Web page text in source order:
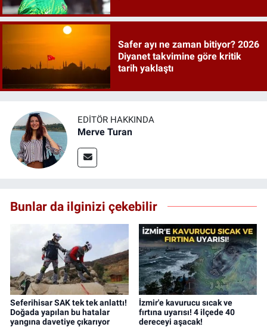
Safer ayı ne zaman bitiyor? 2026
Diyanet takvimine göre kritik
tarih yaklaştı
EDITÖR HAKKINDA
Merve Turan
Bunlar da ilginizi çekebilir
Seferihisar SAK tek tek anlattı!
Doğada yapılan bu hatalar
yangına davetiye çıkarıyor
İzmir'e kavurucu sıcak ve
fırtına uyarısı! 4 ilçede 40
dereceyi aşacak!